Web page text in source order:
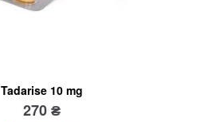
Tadarise 10 mg
270₴